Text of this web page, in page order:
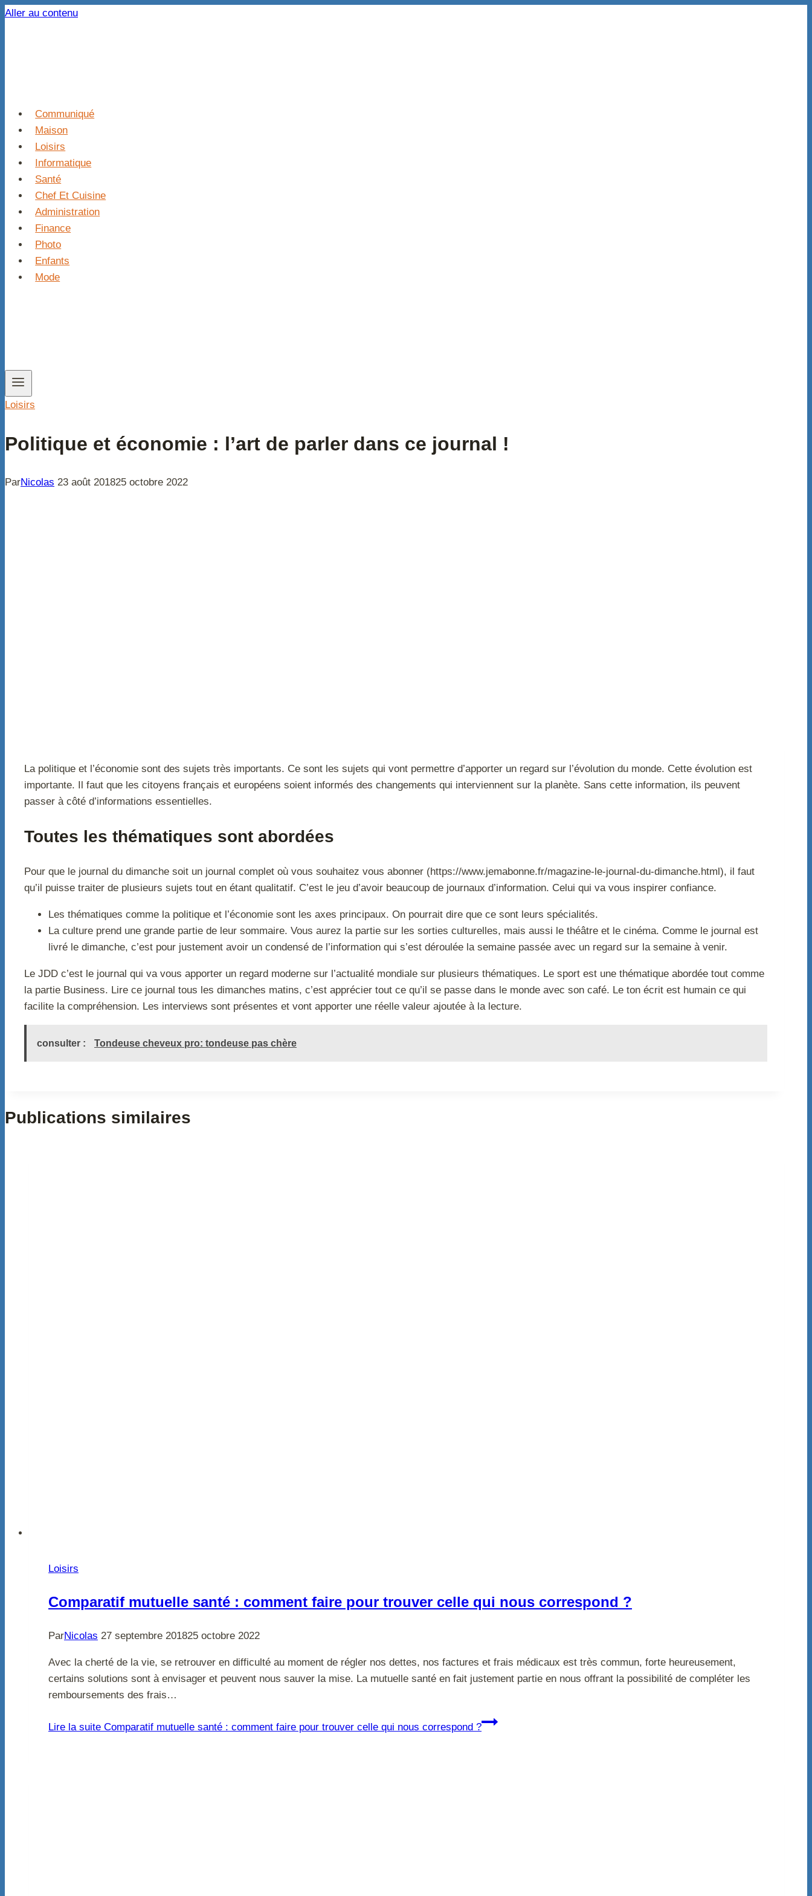
Aller au contenu
Communiqué
Maison
Loisirs
Informatique
Santé
Chef Et Cuisine
Administration
Finance
Photo
Enfants
Mode
Loisirs
Politique et économie : l’art de parler dans ce journal !
ParNicolas 23 août 201825 octobre 2022
La politique et l’économie sont des sujets très importants. Ce sont les sujets qui vont permettre d’apporter un regard sur l’évolution du monde. Cette évolution est
importante. Il faut que les citoyens français et européens soient informés des changements qui interviennent sur la planète. Sans cette information, ils peuvent
passer à côté d’informations essentielles.
Toutes les thématiques sont abordées
Pour que le journal du dimanche soit un journal complet où vous souhaitez vous abonner (https://www.jemabonne.fr/magazine-le-journal-du-dimanche.html), il faut
qu’il puisse traiter de plusieurs sujets tout en étant qualitatif. C’est le jeu d’avoir beaucoup de journaux d’information. Celui qui va vous inspirer confiance.
Les thématiques comme la politique et l’économie sont les axes principaux. On pourrait dire que ce sont leurs spécialités.
La culture prend une grande partie de leur sommaire. Vous aurez la partie sur les sorties culturelles, mais aussi le théâtre et le cinéma. Comme le journal est
livré le dimanche, c’est pour justement avoir un condensé de l’information qui s’est déroulée la semaine passée avec un regard sur la semaine à venir.
Le JDD c’est le journal qui va vous apporter un regard moderne sur l’actualité mondiale sur plusieurs thématiques. Le sport est une thématique abordée tout comme
la partie Business. Lire ce journal tous les dimanches matins, c’est apprécier tout ce qu’il se passe dans le monde avec son café. Le ton écrit est humain ce qui
facilite la compréhension. Les interviews sont présentes et vont apporter une réelle valeur ajoutée à la lecture.
consulter : Tondeuse cheveux pro: tondeuse pas chère
Publications similaires
Loisirs
Comparatif mutuelle santé : comment faire pour trouver celle qui nous correspond ?
ParNicolas 27 septembre 201825 octobre 2022
Avec la cherté de la vie, se retrouver en difficulté au moment de régler nos dettes, nos factures et frais médicaux est très commun, forte heureusement,
certains solutions sont à envisager et peuvent nous sauver la mise. La mutuelle santé en fait justement partie en nous offrant la possibilité de compléter les
remboursements des frais…
Lire la suite Comparatif mutuelle santé : comment faire pour trouver celle qui nous correspond ?